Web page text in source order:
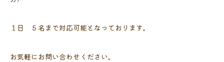
１日 ５名まで対応可能となっております。
お気軽にお問い合わせください。